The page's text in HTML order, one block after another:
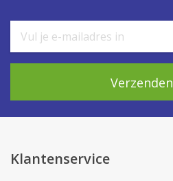
Verzenden
Klantenservice